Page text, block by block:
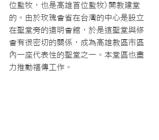
位監牧，也是高雄首位監牧)開教建堂
的。由於玫瑰會省在台灣的中心是設立
在聖堂旁的道明會館，於是這聖堂與修
會有很密切的關係，成為高雄教區市區
內一座代表性的聖堂之一。本堂區也盡
力推動福傳工作。